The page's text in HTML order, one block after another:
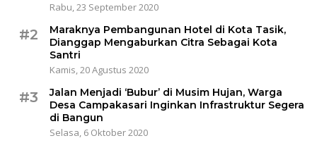
Rabu, 23 September 2020
#2
Maraknya Pembangunan Hotel di Kota Tasik,
Dianggap Mengaburkan Citra Sebagai Kota
Santri
Kamis, 20 Agustus 2020
#3
Jalan Menjadi ‘Bubur’ di Musim Hujan, Warga
Desa Campakasari Inginkan Infrastruktur Segera
di Bangun
Selasa, 6 Oktober 2020